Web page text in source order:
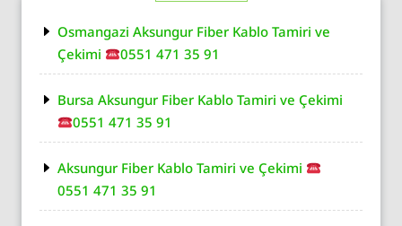
Osmangazi Aksungur Fiber Kablo Tamiri ve
Çekimi
0551 471 35 91
Bursa Aksungur Fiber Kablo Tamiri ve Çekimi
0551 471 35 91
Aksungur Fiber Kablo Tamiri ve Çekimi
0551 471 35 91